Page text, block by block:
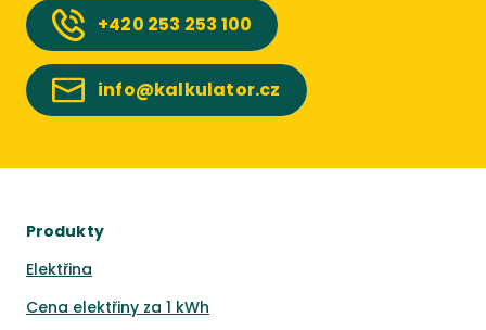
+420 253 253 100
info@kalkulator.cz
Produkty
Elektřina
Cena elektřiny za 1 kWh